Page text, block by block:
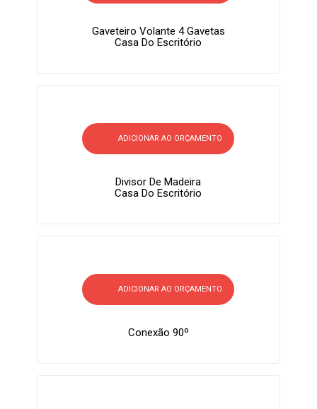
Gaveteiro Volante 4 Gavetas
Casa Do Escritório
ADICIONAR AO ORÇAMENTO
Divisor De Madeira
Casa Do Escritório
ADICIONAR AO ORÇAMENTO
Conexão 90º